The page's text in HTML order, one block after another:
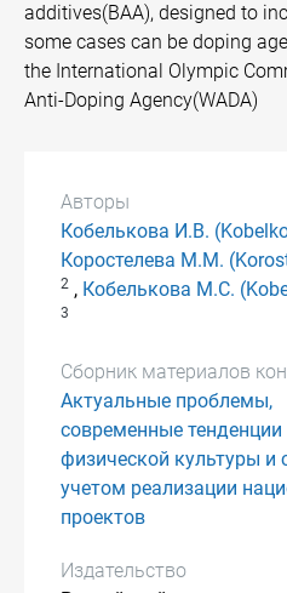
additives(BAA), designed to
some cases can be doping
the International Olympic
Anti-Doping Agency(WADA)
Авторы
Кобелькова И.В.
Коростелева М.М.
2 , Кобелькова М.С.
3
Сборник материалов
Актуальные проблемы,
современные тенденции
физической культуры и
учетом реализации
проектов
Издательство